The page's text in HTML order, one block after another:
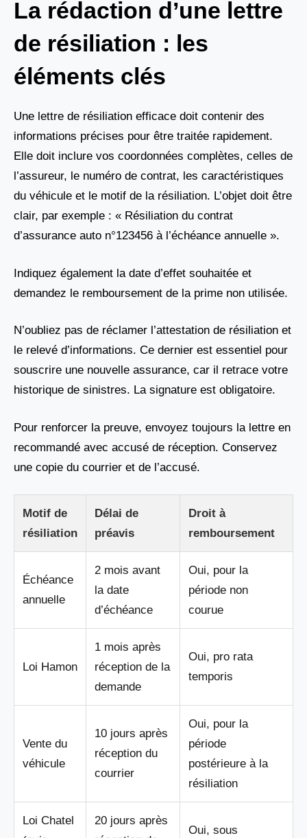
La rédaction d’une lettre
de résiliation : les
éléments clés
Une lettre de résiliation efficace doit contenir des
informations précises pour être traitée rapidement.
Elle doit inclure vos coordonnées complètes, celles de
l’assureur, le numéro de contrat, les caractéristiques
du véhicule et le motif de la résiliation. L’objet doit être
clair, par exemple : « Résiliation du contrat
d’assurance auto n°123456 à l’échéance annuelle ».
Indiquez également la date d’effet souhaitée et
demandez le remboursement de la prime non utilisée.
N’oubliez pas de réclamer l’attestation de résiliation et
le relevé d’informations. Ce dernier est essentiel pour
souscrire une nouvelle assurance, car il retrace votre
historique de sinistres. La signature est obligatoire.
Pour renforcer la preuve, envoyez toujours la lettre en
recommandé avec accusé de réception. Conservez
une copie du courrier et de l’accusé.
Motif de
résiliation
Délai de
préavis
Droit à
remboursement
Échéance
annuelle
2 mois avant
la date
d’échéance
Oui, pour la
période non
courue
Loi Hamon
1 mois après
réception de la
demande
Oui, pro rata
temporis
Vente du
véhicule
10 jours après
réception du
courrier
Oui, pour la
période
postérieure à la
résiliation
Loi Chatel
20 jours après
Oui, sous